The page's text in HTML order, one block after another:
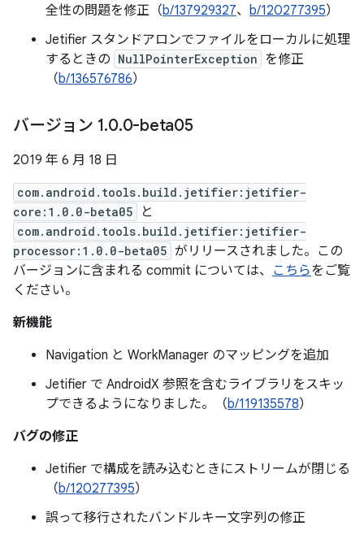
全性の問題を修正（b/137929327、 b/120277395）
Jetifier スタンドアロンでファイルをローカルに処理
するときの NullPointerException を修正
（b/136576786）
バージョン 1.0.0-beta05
2019 年 6 月 18 日
com.android.tools.build.jetifier:jetifier-
core:1.0.0-beta05
と
com.android.tools.build.jetifier:jetifier-
processor:1.0.0-beta05 がリリースされました。この
バージョンに含まれる commit については、 こちらをご覧
ください。
新機能
Navigation と WorkManager のマッピングを追加
Jetifier で AndroidX 参照を含むライブラリをスキッ
プできるようになりました。（b/119135578）
バグの修正
Jetifier で構成を読み込むときにストリームが閉じる
（b/120277395）
誤って移行されたバンドルキー文字列の修正